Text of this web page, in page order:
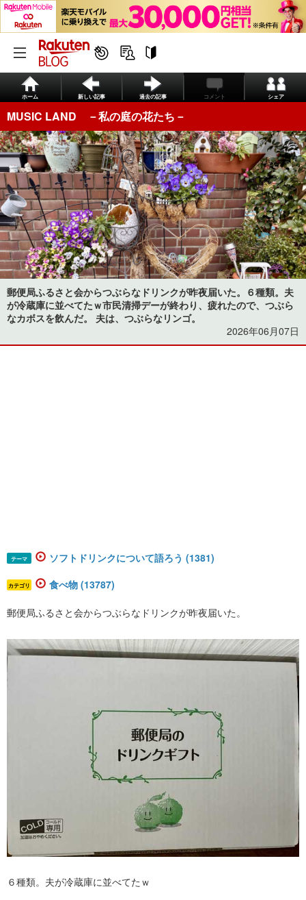
ホーム 新しい記事 過去の記事 コメント シェア
MUSIC LAND －私の庭の花たち－
郵便局ふるさと会からつぶらなドリンクが昨夜届いた。６種類。夫
が冷蔵庫に並べてたｗ市民清掃デーが終わり、疲れたので、つぶら
なカボスを飲んだ。 夫は、つぶらなリンゴ。
2026年06月07日
テーマ ソフトドリンクについて語ろう (1381)
カテゴリ 食べ物 (13787)
郵便局ふるさと会からつぶらなドリンクが昨夜届いた。
６種類。夫が冷蔵庫に並べてたｗ